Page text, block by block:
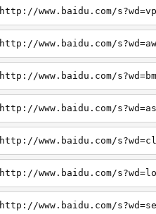
http://www.baidu.com/
http://www.baidu.com/
http://www.baidu.com/
http://www.baidu.com/
http://www.baidu.com/
http://www.baidu.com/
http://www.baidu.com/